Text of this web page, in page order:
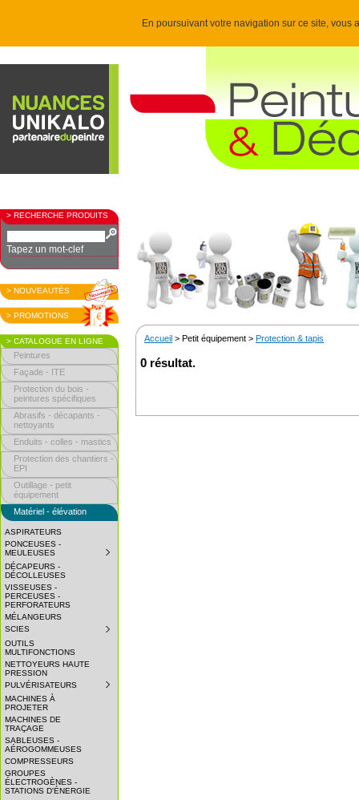
En poursuivant votre navigation sur ce site,
> RECHERCHE PRODUITS
Tapez un mot-clef
> NOUVEAUTÉS
> PROMOTIONS
> CATALOGUE EN LIGNE
Peintures
Façade - ITE
Protection du bois -
peintures spécifiques
Abrasifs - décapants -
nettoyants
Enduits - colles - mastics
Protection des chantiers -
EPI
Outillage - petit
équipement
Matériel - élévation
ASPIRATEURS
PONCEUSES -
MEULEUSES
DÉCAPEURS -
DÉCOLLEUSES
VISSEUSES -
PERCEUSES -
PERFORATEURS
MÉLANGEURS
SCIES
OUTILS
MULTIFONCTIONS
NETTOYEURS HAUTE
PRESSION
PULVÉRISATEURS
MACHINES À
PROJETER
MACHINES DE
TRAÇAGE
SABLEUSES -
AÉROGOMMEUSES
COMPRESSEURS
GROUPES
ÉLECTROGÈNES -
STATIONS D'ÉNERGIE
Accueil > Petit équipement > Protection & tapis
0 résultat.